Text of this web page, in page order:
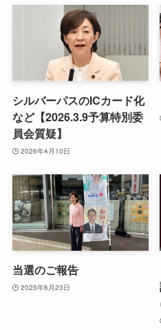
シルバーパスのICカード化
など【2026.3.9予算特別委
員会質疑】
2026年4月10日
当選のご報告
2025年6月23日